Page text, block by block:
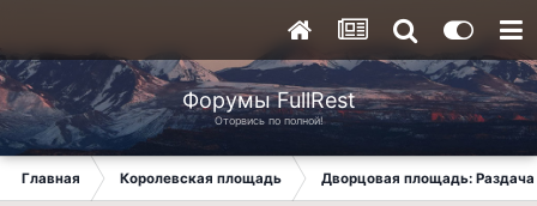
Форумы FullRest
Оторвись по полной!
Главная Королевская площадь Дворцовая площадь: Раздача